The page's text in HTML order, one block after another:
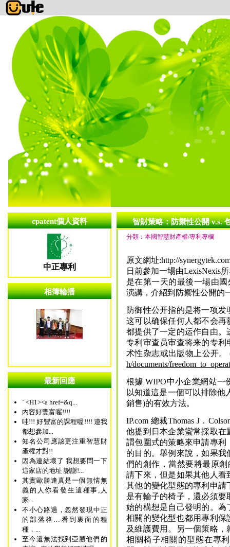
cpatent個人資料
中正專利
相簿輪播
最新回應
` <H1><a href=&q...
內容好豐富喔!!!!
哇!!! 好豐富的課程喔!!!! 連我
都想參加...
知名公司應該更注重智慧財
產權才對!!
因為連結壞了 我想要問一下
這家店的地址 謝謝!...
其實歐勝逢真是一個無情無
義的人你看發生這種事,人
家...
不小心路過，忽然發現中正
的部落格…看到裏面的種
種，...
至今還無法找到亞勝他們的
智財策略：防禦性公開 v.s.
分類：本國智慧財產權/專利專欄
原文網址:http://
日前參加一場由LexisNexis
是在第一天的最後一場由
演講，介紹到防禦性公開的
防御性公开指的是将一项
这可以确保任何人都不会
都提供了一定的运作自由
专利审查员审查将来的专
术性杂志或出版物上公开。
h/documents/
根據 WIPO中小企業網站一
以知道這是一個可以排除
銷售)的有效方法。
IP.com 總裁Thomas J．
他提到日本企業蠻常採取
謂包圍式的策略來申請專
的目的。舉例來說，如果
們的創作，當然要將最原
請下來，但是如果其他人
其他的變化型態的專利申
是有輪子的椅子，還必須
始的構想是自己發明的。
相關的變化型也都用專利
及維護費用。另一個策略
相關椅子相關的型態在專